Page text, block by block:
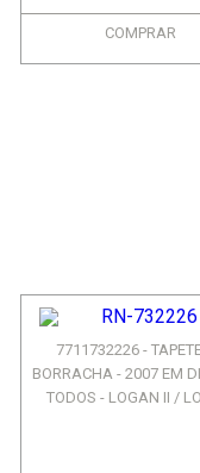
COMPRAR
7711732226 -
BORRACHA - 2007 EM
TODOS - LOGAN II /